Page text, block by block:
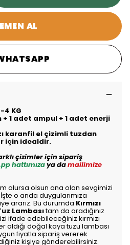
AL
4 KG
+ 1 adet ampul + 1 adet enerji
karanfil el çizimli tuzdan
için idealdir.
çizimler için sipariş
hattımızaya damailimize
olursa olsun ona olan sevgimizi
o anda duygularımıza
ararız. Bu durumda Kırmızı
Lambasıtam da aradığınız
ifade edebileceğiniz kırmızı
aldığı doğal kaya tuzu lambası
fiyatla sipariş vererek
kişiye gönderebilirsiniz.